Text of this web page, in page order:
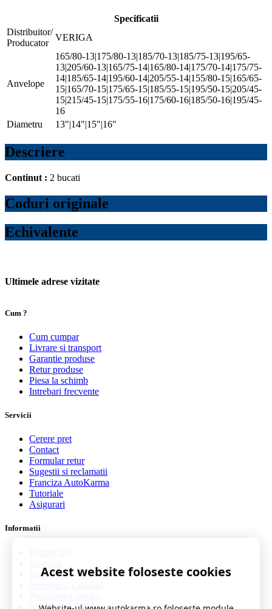
Specificatii
Distribuitor/
Producator
VERIGA
Anvelope
165/80-13|175/80-13|185/70-13|185/75-13|195/65-
13|205/60-13|165/75-14|165/80-14|175/70-14|175/75-
14|185/65-14|195/60-14|205/55-14|155/80-15|165/65-
15|165/70-15|175/65-15|185/55-15|195/50-15|205/45-
15|215/45-15|175/55-16|175/60-16|185/50-16|195/45-
16
Diametru
13"|14"|15"|16"
Descriere
Continut : 2 bucati
Coduri originale
Echivalente
Ultimele adrese vizitate
Cum ?
Cum cumpar
Livrare si transport
Garantie produse
Retur produse
Piesa la schimb
Intrebari frecvente
Servicii
Cerere pret
Contact
Formular retur
Sugestii si reclamatii
Franciza AutoKarma
Tutoriale
Asigurari
Informatii
Blog auto
A.N.P.C. 0219551
Acest website foloseste cookies